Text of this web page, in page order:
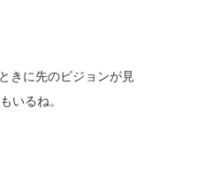
きに先のビジョンが見
いるね。